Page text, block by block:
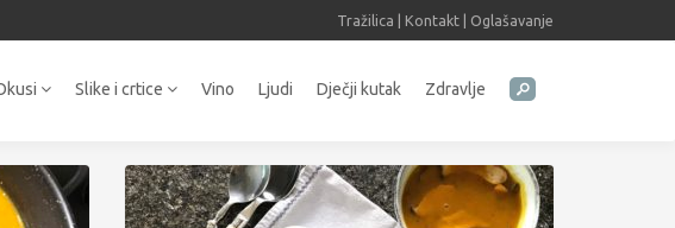
Tražilica Kontakt Oglašavanje
Slike i crtice Vino Ljudi Dječji kutak Zdravlje